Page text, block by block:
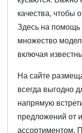
качества, чтобы
Здесь на помощь
множество
включая
На сайте
всегда выгодно
напрямую
предложений от
ассортиментом.